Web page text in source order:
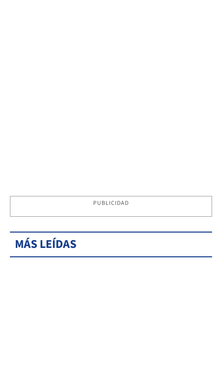
PUBLICIDAD
MÁS LEÍDAS